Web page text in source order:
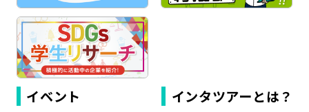
イベント インタツアーとは？